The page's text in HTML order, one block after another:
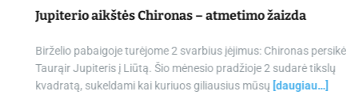
Jupiterio aikštės Chironas – atmetimo žaizda
Birželio pabaigoje turėjome 2 svarbius įėjimus: Chironas persikėlė į
Taurąir Jupiteris į Liūtą. Šio mėnesio pradžioje 2 sudarė tikslų
kvadratą, sukeldami kai kuriuos giliausius mūsų[daugiau…]